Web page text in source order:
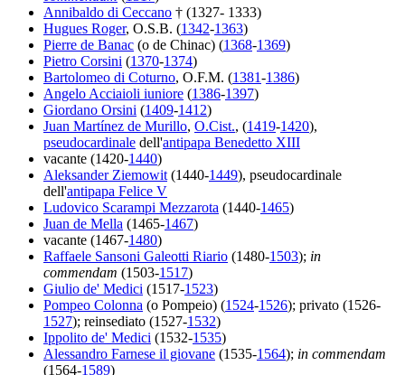
Annibaldo di Ceccano † (1327- 1333)
Hugues Roger, O.S.B. (1342-1363)
Pierre de Banac (o de Chinac) (1368-1369)
Pietro Corsini (1370-1374)
Bartolomeo di Coturno, O.F.M. (1381-1386)
Angelo Acciaioli iuniore (1386-1397)
Giordano Orsini (1409-1412)
Juan Martínez de Murillo, O.Cist., (1419-1420),
pseudocardinale dell'antipapa Benedetto XIII
vacante (1420-1440)
Aleksander Ziemowit (1440-1449), pseudocardinale
dell'antipapa Felice V
Ludovico Scarampi Mezzarota (1440-1465)
Juan de Mella (1465-1467)
vacante (1467-1480)
Raffaele Sansoni Galeotti Riario (1480-1503); in
commendam (1503-1517)
Giulio de' Medici (1517-1523)
Pompeo Colonna (o Pompeio) (1524-1526); privato (1526-
1527); reinsediato (1527-1532)
Ippolito de' Medici (1532-1535)
Alessandro Farnese il giovane (1535-1564); in commendam
(1564-1589)